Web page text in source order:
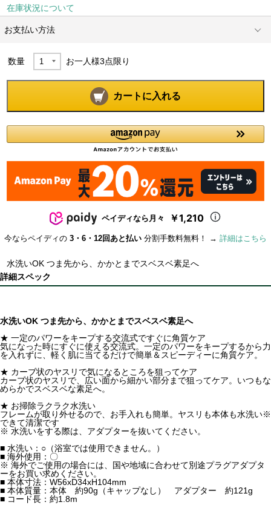
在庫状況について
お支払い方法
数量 お一人様3点限り
カートに入れる
ペイディなら月々 ￥1,210
今ならペイディの 3・6・12回あと払い 分割手数料無料！ → 詳細はこちら
水洗いOK つま先から、かかとまでスベスベ素足へ
詳細スペック
水洗いOK つま先から、かかとまでスベスベ素足へ
★ 一定のパワーをキープする交流式ですぐに角質ケア
気になった時にすぐに使える交流式。一定のパワーをキープするから力
を入れずに、軽く肌に当てるだけで簡単＆スピーディーに角質ケア。
★ カーブ状のヤスリで気になるところを狙ってケア
カーブ状のヤスリで、広い面から細かい部分まで狙ってケア。いつもな
めらかでスベスベな素足へ。
★ お掃除ラクラク水洗い
フレームが取り外せるので、お手入れも簡単。ヤスリも本体も水洗い※
できて清潔です
※ 水洗いをする際は、アダプターを抜いてください。
■ 水洗い：○（浴室では使用できません。）
■ 海外使用：〇
※ 海外でご使用の場合には、国や地域に合わせて別途プラグアダプタ
ーをお買い求めください。
■ 本体寸法：W56xD34xH104mm
■ 本体質量：本体 約90g（キャップなし） アダプター 約121g
■ コード長：約1.8m